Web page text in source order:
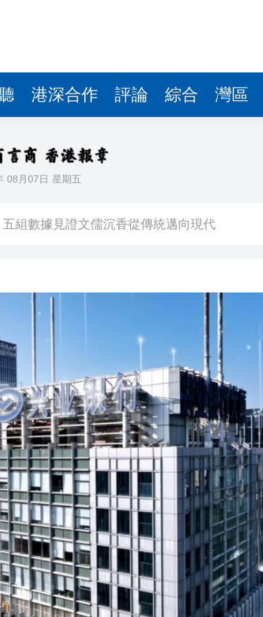
港深合作 評論 綜合 灣區
08月07日 星期五
員考察團來瓊考察
帶動消費約18億元
計營收2.58萬億 利潤總額近936億
聚深圳，共奏客家文化傳承新篇章
公正處理黎智英求情 罪證如山豈能妄想輕判
組數據見證文儒沉香從傳統邁向現代
計營收2.58萬億 利潤總額近936億
鎖閱讀新玩法
聚深圳，共奏客家文化傳承新篇章
公正處理黎智英求情 罪證如山豈能妄想輕判
命題
組數據見證文儒沉香從傳統邁向現代
員考察團來瓊考察
帶動消費約18億元
計營收2.58萬億 利潤總額近936億
鎖閱讀新玩法
聚深圳，共奏客家文化傳承新篇章